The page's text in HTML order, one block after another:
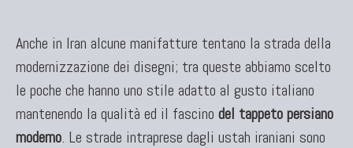
TAPPETI CLASSICI
Collezione Hyderabad
Collezione Peshawar
Collezione Agra
Anche in Iran alcune manifatture tentano la strada della
modernizzazione dei disegni; tra queste abbiamo scelto
le poche che hanno uno stile adatto al gusto italiano
mantenendo la qualità ed il fascino del tappeto persiano
moderno. Le strade intraprese dagli ustah iraniani sono